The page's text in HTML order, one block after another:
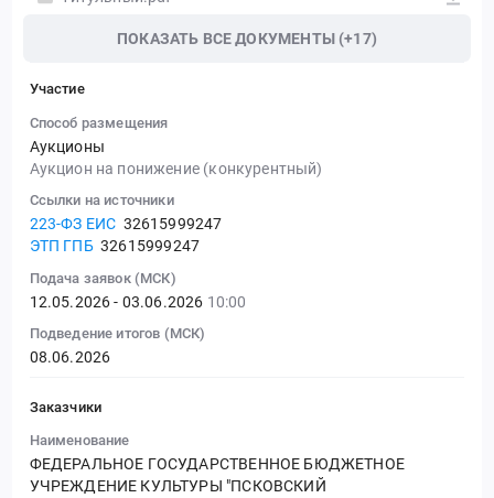
ПОКАЗАТЬ ВСЕ ДОКУМЕНТЫ (+17)
Участие
Способ размещения
Аукционы
Аукцион на понижение (конкурентный)
Ссылки на источники
223-ФЗ ЕИС 32615999247
ЭТП ГПБ 32615999247
Подача заявок (МСК)
12.05.2026 - 03.06.2026 10:00
Подведение итогов (МСК)
08.06.2026
Заказчики
Наименование
ФЕДЕРАЛЬНОЕ ГОСУДАРСТВЕННОЕ БЮДЖЕТНОЕ
УЧРЕЖДЕНИЕ КУЛЬТУРЫ "ПСКОВСКИЙ